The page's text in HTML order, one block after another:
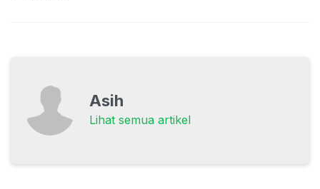
Asih
Lihat semua artikel